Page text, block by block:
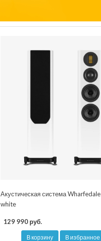
Акустическая система
white
129 990 руб.
В корзину В избранное